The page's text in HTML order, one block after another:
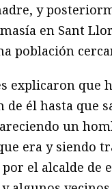
y
en Sant
población
explicaron que
de él hasta que
un
era y siendo
el alcalde de